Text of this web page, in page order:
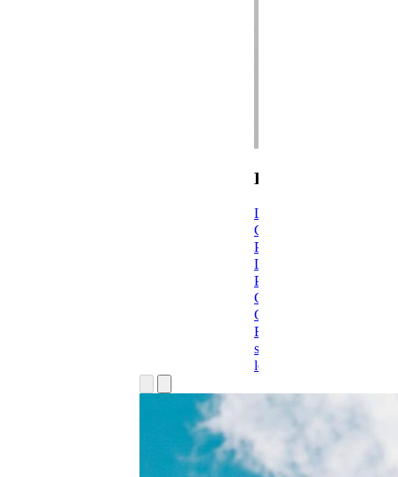
E-Learning
Linkedin Learning
Cursos Online
Powerminds
Learning Keys
Portal Para La
Ciudadanía
GESINNOVA
Explorar
soluciones e-
learning